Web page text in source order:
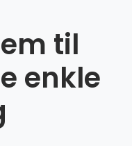
til
enkle